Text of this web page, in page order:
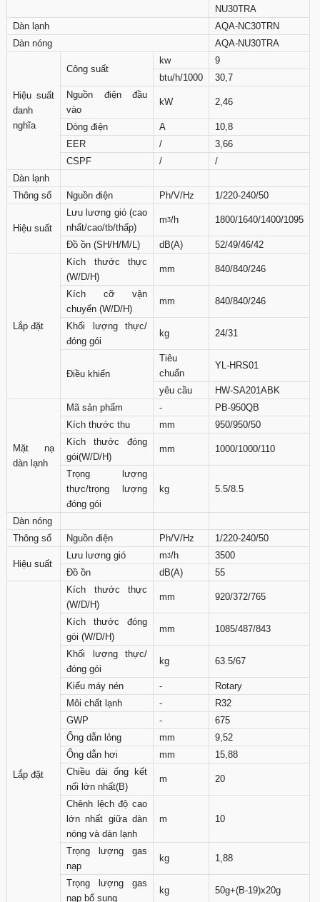
NU30TRA
Dàn lạnh
AQA-NC30TRN
Dàn nóng
AQA-NU30TRA
Hiệu suất
danh
nghĩa
Công suất
kw
9
btu/h/1000
30,7
Nguồn điện đầu
vào
kW 2,46
Dòng điện A
10,8
EER
/
3,66
CSPF
/
/
Dàn lạnh
Thông số
Nguồn điện Ph/V/Hz 1/220-240/50
Hiệu suất
Lưu lương gió (cao
nhất/cao/tb/thấp)
mᶾ/h 1800/1640/1400/1095
Đồ ồn (SH/H/M/L) dB(A) 52/49/46/42
Lắp đặt
Kích thước thực
(W/D/H)
mm 840/840/246
Kích cỡ vận
chuyển (W/D/H)
mm 840/840/246
Khối lượng thực/
đóng gói
kg 24/31
Điều khiển
Tiêu
chuẩn
YL-HRS01
yêu cầu HW-SA201ABK
Mặt nạ
dàn lạnh
Mã sản phẩm -
PB-950QB
Kích thước thu
mm
950/950/50
Kích thước đóng
gói(W/D/H)
mm 1000/1000/110
Trọng lượng
thực/trọng lượng
đóng gói
kg 5.5/8.5
Dàn nóng
Thông số
Nguồn điện Ph/V/Hz 1/220-240/50
Hiệu suất
Lưu lương gió mᶾ/h
3500
Đồ ồn
dB(A) 55
Lắp đặt
Kích thước thực
(W/D/H)
mm 920/372/765
Kích thước đóng
gói (W/D/H)
mm 1085/487/843
Khối lượng thực/
đóng gói
kg 63.5/67
Kiểu máy nén -
Rotary
Môi chất lạnh
-
R32
GWP
-
675
Ống dẫn lỏng
mm
9,52
Ống dẫn hơi
mm
15,88
Chiều dài ống kết
nối lớn nhất(B)
m 20
Chênh lệch độ cao
lớn nhất giữa dàn
nóng và dàn lạnh
m 10
Trọng lượng gas
nạp
kg 1,88
Trọng lượng gas
nạp bổ sung
kg 50g+(B-19)x20g